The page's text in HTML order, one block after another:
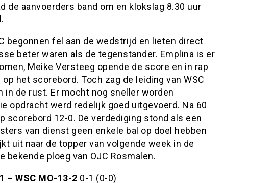
de aanvoerders band om en klokslag 8.30 uur
begonnen fel aan de wedstrijd en lieten direct
beter waren als de tegenstander. Emplina is er
Meike Versteeg opende de score en in rap
het scorebord. Toch zag de leiding van WSC
in de rust. Er mocht nog sneller worden
opdracht werd redelijk goed uitgevoerd. Na 60
scorebord 12-0. De verdediging stond als een
van dienst geen enkele bal op doel hebben
uit naar de topper van volgende week in de
bekende ploeg van OJC Rosmalen.
– WSC MO-13-2 0-1 (0-0)